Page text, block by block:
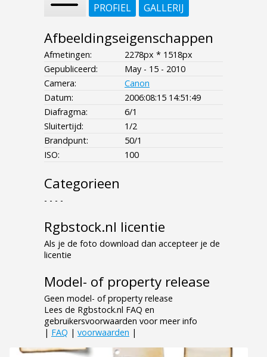
PROFIEL
GALLERIJ
Afbeeldingseigenschappen
Afmetingen:
2278px * 1518px
Gepubliceerd:
May - 15 - 2010
Camera:
Canon
Datum:
2006:08:15 14:51:49
Diafragma:
6/1
Sluitertijd:
1/2
Brandpunt:
50/1
ISO:
100
Categorieen
- - - -
Rgbstock.nl licentie
Als je de foto download dan accepteer je de
licentie
Model- of property release
Geen model- of property release
Lees de Rgbstock.nl FAQ en
gebruikersvoorwaarden voor meer info
| FAQ | voorwaarden |